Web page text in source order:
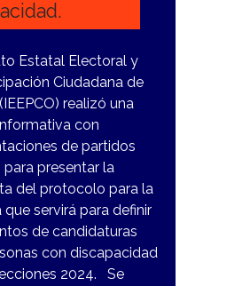
Estatal Electoral y
Ciudadana de
realizó una
con
de partidos
presentar la
del protocolo para la
servirá para definir
de candidaturas
con discapacidad
2024. Se